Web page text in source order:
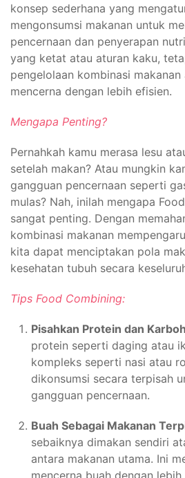
konsep sederhana yang
mengonsumsi makanan untuk
pencernaan dan penyerapan
yang ketat atau aturan kaku,
pengelolaan kombinasi
mencerna dengan lebih efisien.
Mengapa Penting?
Pernahkah kamu merasa lesu
setelah makan? Atau mungkin
gangguan pencernaan seperti
mulas? Nah, inilah mengapa
sangat penting. Dengan
kombinasi makanan
kita dapat menciptakan pola
kesehatan tubuh secara
Tips Food Combining:
Pisahkan Protein dan
protein seperti daging atau
kompleks seperti nasi atau
dikonsumsi secara terpisah
gangguan pencernaan.
Buah Sebagai Makanan
sebaiknya dimakan sendiri
antara makanan utama. Ini